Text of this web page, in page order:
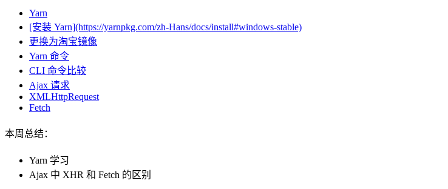
Yarn
[安装 Yarn](https://yarnpkg.com/zh-Hans/docs/install#windows-stable)
更换为淘宝镜像
Yarn 命令
CLI 命令比较
Ajax 请求
XMLHttpRequest
Fetch
本周总结：
Yarn 学习
Ajax 中 XHR 和 Fetch 的区别